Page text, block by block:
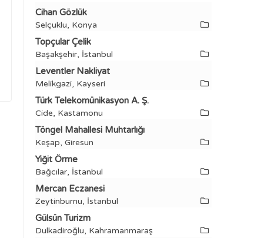
Cihan Gözlük
Selçuklu, Konya
Topçular Çelik
Başakşehir, İstanbul
Leventler Nakliyat
Melikgazi, Kayseri
Türk Telekomünikasyon A. Ş.
Cide, Kastamonu
Töngel Mahallesi Muhtarlığı
Keşap, Giresun
Yiğit Örme
Bağcılar, İstanbul
Mercan Eczanesi
Zeytinburnu, İstanbul
Gülsün Turizm
Dulkadiroğlu, Kahramanmaraş